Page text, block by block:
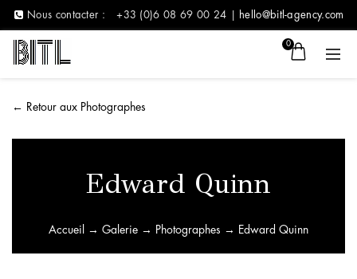
Nous contacter : +33 (0)6 08 69 00 24 | hello@bitl-agency.com
0
← Retour aux Photographes
Edward Quinn
Accueil → Galerie → Photographes → Edward Quinn